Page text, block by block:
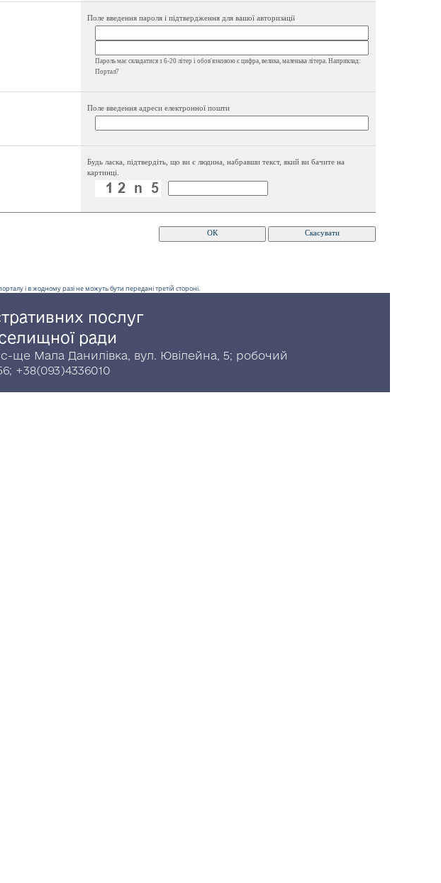
Поле введення пароля і підтвердження для вашої авторизації
Пароль має складатися з 6-20 літер і обов'язковою є цифра, велика, маленька літера. Наприклад:
Портал7
Поле введення адреси електронної пошти
Будь ласка, підтвердіть, що ви є людина, набравши текст, який ви бачите на
картинці.
і в жодному разі не можуть бути передані третій стороні.
послуг
ради
с-ще Мала Данилівка, вул. Ювілейна, 5; робочий
+38(093)4336010